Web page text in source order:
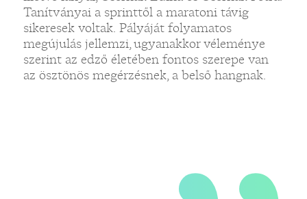
Tanítványai a sprinttől a maratoni távig
sikeresek voltak. Pályáját folyamatos
megújulás jellemzi, ugyanakkor véleménye
szerint az edző életében fontos szerepe van
az ösztönös megérzésnek, a belső hangnak.